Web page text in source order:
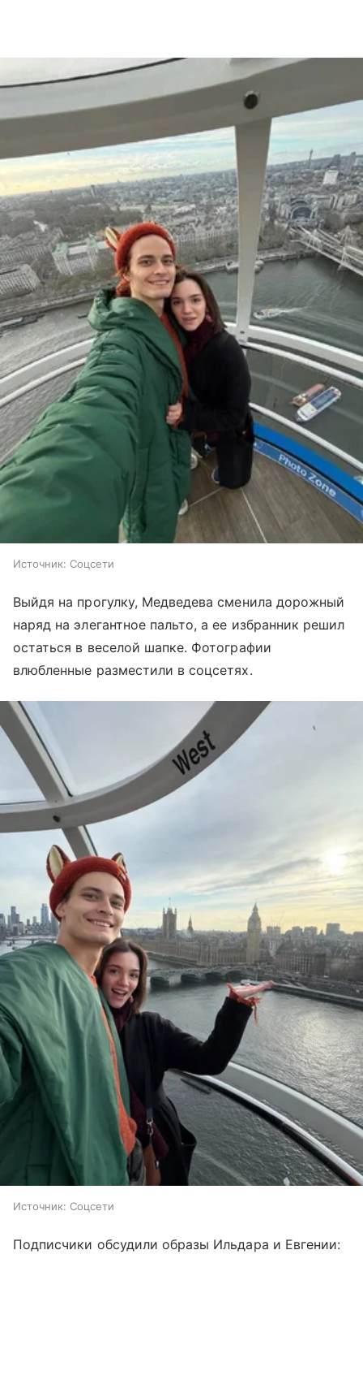
Источник: Соцсети
Выйдя на прогулку, Медведева сменила дорожный
наряд на элегантное пальто, а ее избранник решил
остаться в веселой шапке. Фотографии
влюбленные разместили в соцсетях.
Источник: Соцсети
Подписчики обсудили образы Ильдара и Евгении: